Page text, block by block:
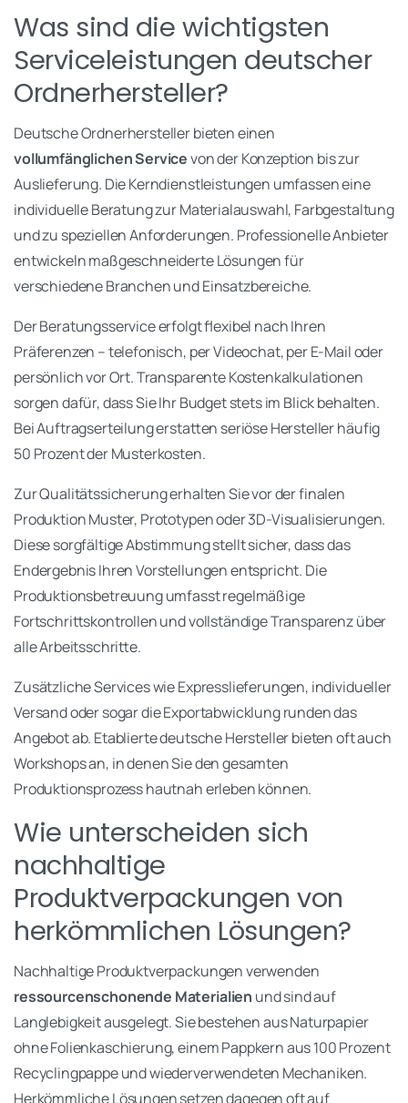
Was sind die wichtigsten
Serviceleistungen deutscher
Ordnerhersteller?
Deutsche Ordnerhersteller bieten einen
vollumfänglichen Servicevon der Konzeption bis zur
Auslieferung. Die Kerndienstleistungen umfassen eine
individuelle Beratung zur Materialauswahl, Farbgestaltung
und zu speziellen Anforderungen. Professionelle Anbieter
entwickeln maßgeschneiderte Lösungen für
verschiedene Branchen und Einsatzbereiche.
Der Beratungsservice erfolgt flexibel nach Ihren
Präferenzen – telefonisch, per Videochat, per E-Mail oder
persönlich vor Ort. Transparente Kostenkalkulationen
sorgen dafür, dass Sie Ihr Budget stets im Blick behalten.
Bei Auftragserteilung erstatten seriöse Hersteller häufig
50 Prozent der Musterkosten.
Zur Qualitätssicherung erhalten Sie vor der finalen
Produktion Muster, Prototypen oder 3D-Visualisierungen.
Diese sorgfältige Abstimmung stellt sicher, dass das
Endergebnis Ihren Vorstellungen entspricht. Die
Produktionsbetreuung umfasst regelmäßige
Fortschrittskontrollen und vollständige Transparenz über
alle Arbeitsschritte.
Zusätzliche Services wie Expresslieferungen, individueller
Versand oder sogar die Exportabwicklung runden das
Angebot ab. Etablierte deutsche Hersteller bieten oft auch
Workshops an, in denen Sie den gesamten
Produktionsprozess hautnah erleben können.
Wie unterscheiden sich
nachhaltige
Produktverpackungen von
herkömmlichen Lösungen?
Nachhaltige Produktverpackungen verwenden
ressourcenschonende Materialien und sind auf
Langlebigkeit ausgelegt. Sie bestehen aus Naturpapier
ohne Folienkaschierung, einem Pappkern aus 100 Prozent
Recyclingpappe und wiederverwendeten Mechaniken.
Herkömmliche Lösungen setzen dagegen oft auf